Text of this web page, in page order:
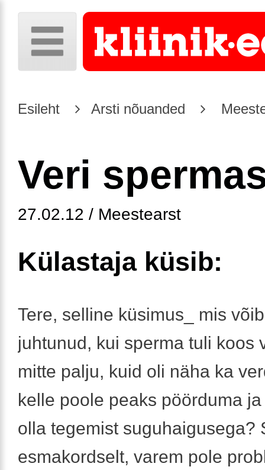
Esileht Arsti nõuanded
Veri
27.02.12 / Meestearst
Külastaja küsib:
Tere, selline küsimus_ mis
juhtunud, kui sperma tuli koos
mitte palju, kuid oli näha ka
kelle poole peaks pöörduma
olla tegemist suguhaigusega?
esmakordselt, varem pole